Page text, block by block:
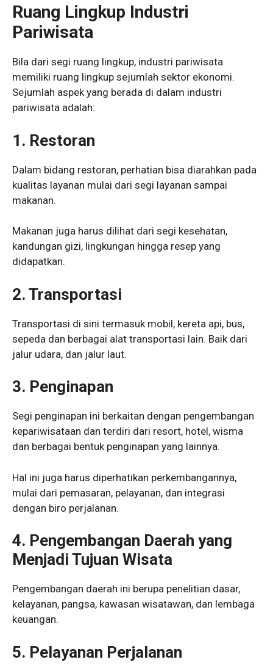
Ruang Lingkup Industri
Pariwisata
Bila dari segi ruang lingkup, industri pariwisata
memiliki ruang lingkup sejumlah sektor ekonomi.
Sejumlah aspek yang berada di dalam industri
pariwisata adalah:
1. Restoran
Dalam bidang restoran, perhatian bisa diarahkan pada
kualitas layanan mulai dari segi layanan sampai
makanan.
Makanan juga harus dilihat dari segi kesehatan,
kandungan gizi, lingkungan hingga resep yang
didapatkan.
2. Transportasi
Transportasi di sini termasuk mobil, kereta api, bus,
sepeda dan berbagai alat transportasi lain. Baik dari
jalur udara, dan jalur laut.
3. Penginapan
Segi penginapan ini berkaitan dengan pengembangan
kepariwisataan dan terdiri dari resort, hotel, wisma
dan berbagai bentuk penginapan yang lainnya.
Hal ini juga harus diperhatikan perkembangannya,
mulai dari pemasaran, pelayanan, dan integrasi
dengan biro perjalanan.
4. Pengembangan Daerah yang
Menjadi Tujuan Wisata
Pengembangan daerah ini berupa penelitian dasar,
kelayanan, pangsa, kawasan wisatawan, dan lembaga
keuangan.
5. Pelayanan Perjalanan